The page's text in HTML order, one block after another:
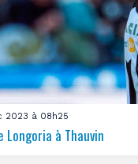
2023 à 08h25
Longoria à Thauvin